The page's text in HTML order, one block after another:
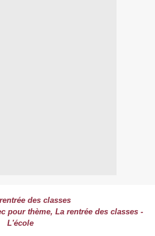
des classes
pour thème, La rentrée des classes -
L'école